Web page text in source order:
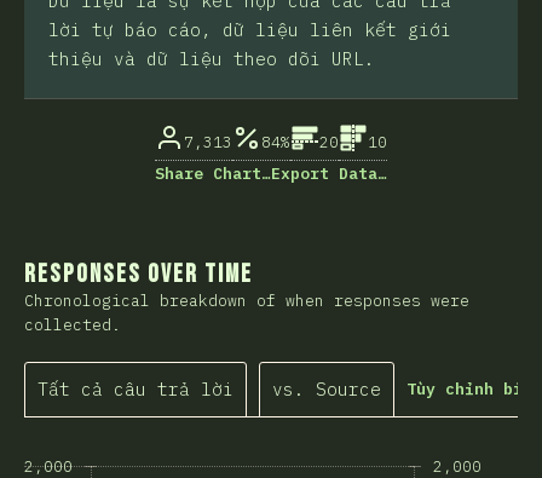
lời tự báo cáo, dữ liệu liên kết giới
thiệu và dữ liệu theo dõi URL.
7,313 84% 20
10
Share Chart…Export Data…
Responses Over Time
Chronological breakdown of when responses were
collected.
Tất cả câu trả lời vs. Source Tùy chỉnh
2,000 2,000